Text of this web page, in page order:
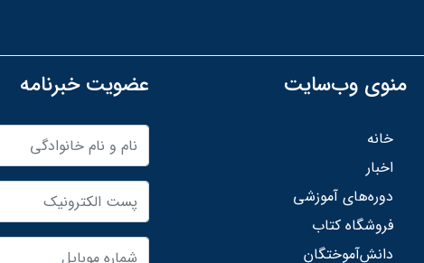
منوی وب‌سایت
خانه
اخبار
دوره‌های آموزشی
فروشگاه کتاب
دانش‌آموختگان
عضویت خبرنامه